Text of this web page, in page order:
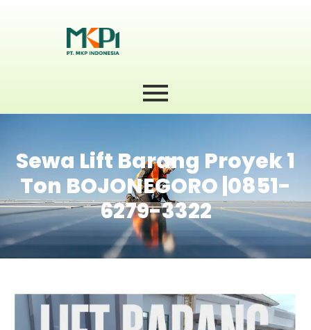
Sewa Lift Barang Proyek 1
Ton BOJONEGORO |0851-
6279-3322